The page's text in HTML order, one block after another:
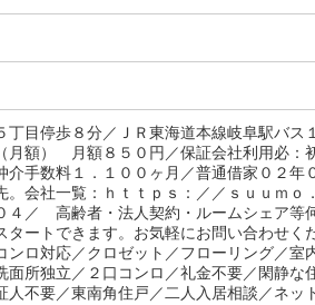
目停歩８分／ＪＲ東海道本線岐阜駅バス
額） 月額８５０円／保証会社利用必：
介手数料１．１００ヶ月／普通借家０２年
会社一覧：ｈｔｔｐｓ：／／ｓｕｕｍｏ
４／ 高齢者・法人契約・ルームシェア等
タートできます。お気軽にお問い合わせく
ロ対応／クロゼット／フローリング／室
面所独立／２口コンロ／礼金不要／閑静な
不要／東南角住戸／二人入居相談／ネッ